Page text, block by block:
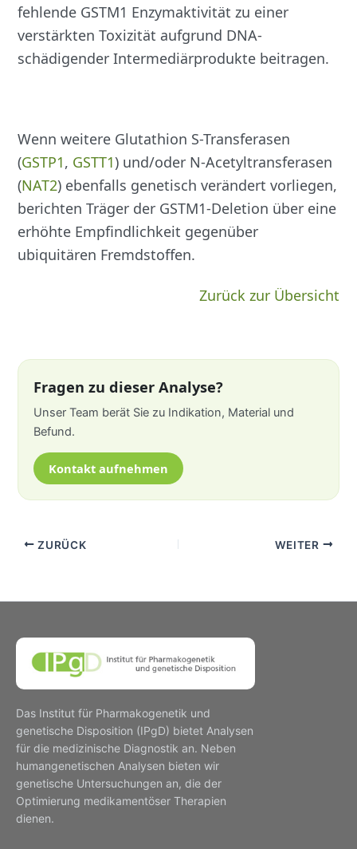
fehlende GSTM1 Enzymaktivität zu einer
verstärkten Toxizität aufgrund DNA-
schädigender Intermediärprodukte beitragen.
Wenn weitere Glutathion S-Transferasen
(GSTP1, GSTT1) und/oder N-Acetyltransferasen
(NAT2) ebenfalls genetisch verändert vorliegen,
berichten Träger der GSTM1-Deletion über eine
erhöhte Empfindlichkeit gegenüber
ubiquitären Fremdstoffen.
Zurück zur Übersicht
Fragen zu dieser Analyse?
Unser Team berät Sie zu Indikation, Material und
Befund.
Kontakt aufnehmen
ZURÜCK WEITER
Das Institut für Pharmakogenetik und
genetische Disposition (IPgD) bietet Analysen
für die medizinische Diagnostik an. Neben
humangenetischen Analysen bieten wir
genetische Untersuchungen an, die der
Optimierung medikamentöser Therapien
dienen.